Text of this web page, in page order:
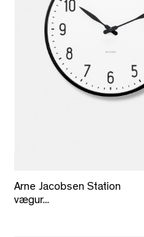
Arne Jacobsen Station
vægur...